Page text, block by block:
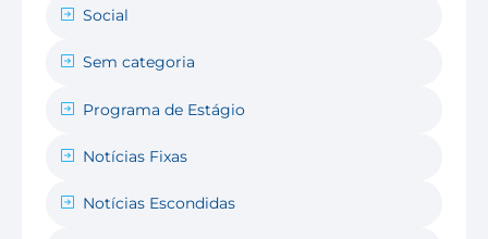
Social
Sem categoria
Programa de Estágio
Notícias Fixas
Notícias Escondidas